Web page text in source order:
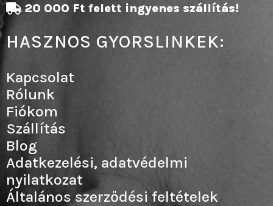
20 000 Ft felett ingyenes szállítás!
HASZNOS GYORSLINKEK:
Kapcsolat
Rólunk
Fiókom
Szállítás
Blog
Adatkezelési, adatvédelmi
nyilatkozat
Általános szerződési feltételek